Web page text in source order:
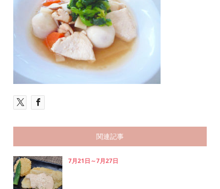
関連記事
7月21日～7月27日